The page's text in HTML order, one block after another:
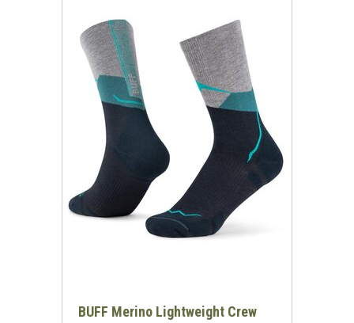
BUFF Merino Lightweight Crew
-30%
на всі футболки
онлайн та в магазинах KomandaEx
*на першу покупку